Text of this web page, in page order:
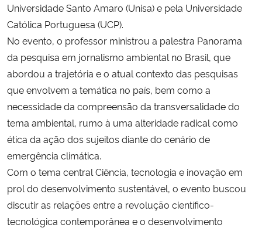
Ministério do Desenvolvimento Regional
Controladoria-Geral da União
Ministério da Mulher, da Família e dos Direitos Humanos
Secretaria-Geral
Secretaria de Governo
Gabinete de Segurança Institucional
Advocacia-Geral da União
Universidade Santo Amaro (Unisa) e pela Universidade
Católica Portuguesa (UCP).
No evento, o professor ministrou a palestra Panorama
da pesquisa em jornalismo ambiental no Brasil, que
abordou a trajetória e o atual contexto das pesquisas
que envolvem a temática no país, bem como a
necessidade da compreensão da transversalidade do
tema ambiental, rumo à uma alteridade radical como
ética da ação dos sujeitos diante do cenário de
emergência climática.
Com o tema central Ciência, tecnologia e inovação em
prol do desenvolvimento sustentável, o evento buscou
discutir as relações entre a revolução científico-
tecnológica contemporânea e o desenvolvimento